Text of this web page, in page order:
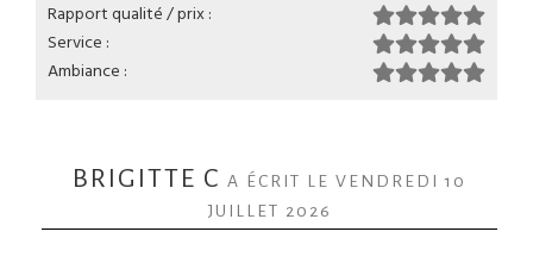
Rapport qualité / prix :
Service :
Ambiance :
BRIGITTE C A ÉCRIT LE VENDREDI 10
JUILLET 2026